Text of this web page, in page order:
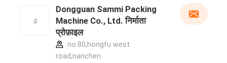
Dongguan Sammi Packing
Machine Co., Ltd. निर्माता
प्रोफ़ाइल
no.80,hongfu west
road,nanchen